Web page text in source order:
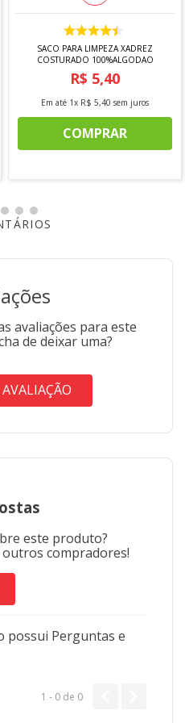
SACO PARA LIMPEZA XADREZ
COSTURADO 100%ALGODAO
R$ 5,40
Em até 1x R$ 5,40 sem juros
COMPRAR
avaliações para este
de deixar uma?
AVALIAÇÃO
este produto?
compradores!
possui Perguntas e
1 - 0 de 0